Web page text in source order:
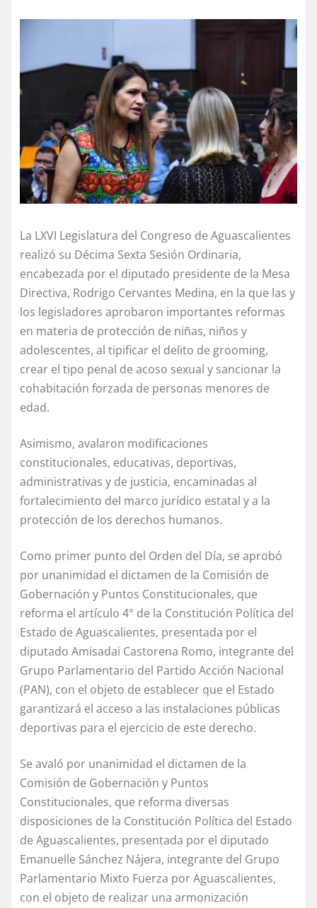
La LXVI Legislatura del Congreso de Aguascalientes
realizó su Décima Sexta Sesión Ordinaria,
encabezada por el diputado presidente de la Mesa
Directiva, Rodrigo Cervantes Medina, en la que las y
los legisladores aprobaron importantes reformas
en materia de protección de niñas, niños y
adolescentes, al tipificar el delito de grooming,
crear el tipo penal de acoso sexual y sancionar la
cohabitación forzada de personas menores de
edad.
Asimismo, avalaron modificaciones
constitucionales, educativas, deportivas,
administrativas y de justicia, encaminadas al
fortalecimiento del marco jurídico estatal y a la
protección de los derechos humanos.
Como primer punto del Orden del Día, se aprobó
por unanimidad el dictamen de la Comisión de
Gobernación y Puntos Constitucionales, que
reforma el artículo 4° de la Constitución Política del
Estado de Aguascalientes, presentada por el
diputado Amisadai Castorena Romo, integrante del
Grupo Parlamentario del Partido Acción Nacional
(PAN), con el objeto de establecer que el Estado
garantizará el acceso a las instalaciones públicas
deportivas para el ejercicio de este derecho.
Se avaló por unanimidad el dictamen de la
Comisión de Gobernación y Puntos
Constitucionales, que reforma diversas
disposiciones de la Constitución Política del Estado
de Aguascalientes, presentada por el diputado
Emanuelle Sánchez Nájera, integrante del Grupo
Parlamentario Mixto Fuerza por Aguascalientes,
con el objeto de realizar una armonización